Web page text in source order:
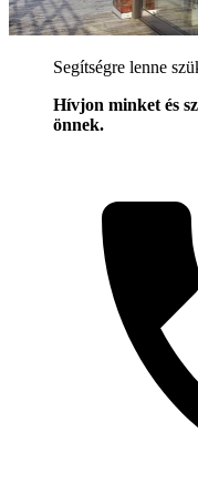
Segítségre lenne
Hívjon minket és
önnek.